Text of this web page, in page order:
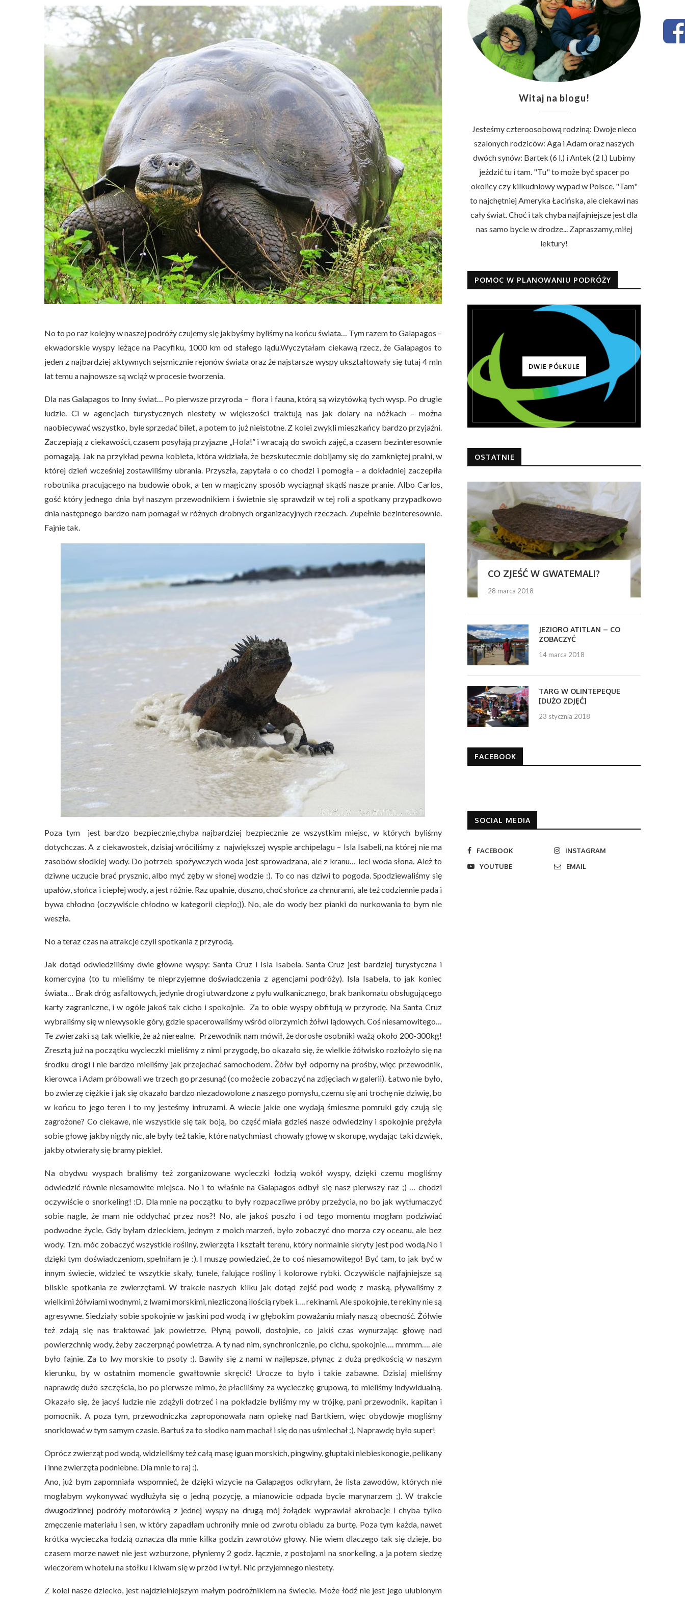
No to po raz kolejny w naszej podróży czujemy się jakbyśmy byliśmy na końcu świata… Tym razem to Galapagos –
ekwadorskie wyspy leżące na Pacyfiku, 1000 km od stałego lądu.Wyczytałam ciekawą rzecz, że Galapagos to
jeden z najbardziej aktywnych sejsmicznie rejonów świata oraz że najstarsze wyspy ukształtowały się tutaj 4 mln
lat temu a najnowsze są wciąż w procesie tworzenia.
Dla nas Galapagos to Inny świat… Po pierwsze przyroda – flora i fauna, którą są wizytówką tych wysp. Po drugie
ludzie. Ci w agencjach turystycznych niestety w większości traktują nas jak dolary na nóżkach – można
naobiecywać wszystko, byle sprzedać bilet, a potem to już nieistotne. Z kolei zwykli mieszkańcy bardzo przyjaźni.
Zaczepiają z ciekawości, czasem posyłają przyjazne „Hola!” i wracają do swoich zajęć, a czasem bezinteresownie
pomagają. Jak na przykład pewna kobieta, która widziała, że bezskutecznie dobijamy się do zamkniętej pralni, w
której dzień wcześniej zostawiliśmy ubrania. Przyszła, zapytała o co chodzi i pomogła – a dokładniej zaczepiła
robotnika pracującego na budowie obok, a ten w magiczny sposób wyciągnął skądś nasze pranie. Albo Carlos,
gość który jednego dnia był naszym przewodnikiem i świetnie się sprawdził w tej roli a spotkany przypadkowo
dnia następnego bardzo nam pomagał w różnych drobnych organizacyjnych rzeczach. Zupełnie bezinteresownie.
Fajnie tak.
Poza tym jest bardzo bezpiecznie,chyba najbardziej bezpiecznie ze wszystkim miejsc, w których byliśmy
dotychczas. A z ciekawostek, dzisiaj wróciliśmy z największej wyspie archipelagu – Isla Isabeli, na której nie ma
zasobów słodkiej wody. Do potrzeb spożywczych woda jest sprowadzana, ale z kranu… leci woda słona. Ależ to
dziwne uczucie brać prysznic, albo myć zęby w słonej wodzie :). To co nas dziwi to pogoda. Spodziewaliśmy się
upałów, słońca i ciepłej wody, a jest różnie. Raz upalnie, duszno, choć słońce za chmurami, ale też codziennie pada i
bywa chłodno (oczywiście chłodno w kategorii ciepło;)). No, ale do wody bez pianki do nurkowania to bym nie
weszła.
No a teraz czas na atrakcje czyli spotkania z przyrodą.
Jak dotąd odwiedziliśmy dwie główne wyspy: Santa Cruz i Isla Isabela. Santa Cruz jest bardziej turystyczna i
komercyjna (to tu mieliśmy te nieprzyjemne doświadczenia z agencjami podróży). Isla Isabela, to jak koniec
świata… Brak dróg asfaltowych, jedynie drogi utwardzone z pyłu wulkanicznego, brak bankomatu obsługującego
karty zagraniczne, i w ogóle jakoś tak cicho i spokojnie. Za to obie wyspy obfitują w przyrodę. Na Santa Cruz
wybraliśmy się w niewysokie góry, gdzie spacerowaliśmy wśród olbrzymich żółwi lądowych. Coś niesamowitego…
Te zwierzaki są tak wielkie, że aż nierealne. Przewodnik nam mówił, że dorosłe osobniki ważą około 200-300kg!
Zresztą już na początku wycieczki mieliśmy z nimi przygodę, bo okazało się, że wielkie żółwisko rozłożyło się na
środku drogi i nie bardzo mieliśmy jak przejechać samochodem. Żółw był odporny na prośby, więc przewodnik,
kierowca i Adam próbowali we trzech go przesunąć (co możecie zobaczyć na zdjęciach w galerii). Łatwo nie było,
bo zwierzę ciężkie i jak się okazało bardzo niezadowolone z naszego pomysłu, czemu się ani trochę nie dziwię, bo
w końcu to jego teren i to my jesteśmy intruzami. A wiecie jakie one wydają śmieszne pomruki gdy czują się
zagrożone? Co ciekawe, nie wszystkie się tak boją, bo część miała gdzieś nasze odwiedziny i spokojnie prężyła
sobie głowę jakby nigdy nic, ale były też takie, które natychmiast chowały głowę w skorupę, wydając taki dzwięk,
jakby otwierały się bramy piekieł.
Na obydwu wyspach braliśmy też zorganizowane wycieczki łodzią wokół wyspy, dzięki czemu mogliśmy
odwiedzić równie niesamowite miejsca. No i to właśnie na Galapagos odbył się nasz pierwszy raz ;) … chodzi
oczywiście o snorkeling! :D. Dla mnie na początku to były rozpaczliwe próby przeżycia, no bo jak wytłumaczyć
sobie nagle, że mam nie oddychać przez nos?! No, ale jakoś poszło i od tego momentu mogłam podziwiać
podwodne życie. Gdy byłam dzieckiem, jednym z moich marzeń, było zobaczyć dno morza czy oceanu, ale bez
wody. Tzn. móc zobaczyć wszystkie rośliny, zwierzęta i kształt terenu, który normalnie skryty jest pod wodą.No i
dzięki tym doświadczeniom, spełniłam je :). I muszę powiedzieć, że to coś niesamowitego! Być tam, to jak być w
innym świecie, widzieć te wszytkie skały, tunele, falujące rośliny i kolorowe rybki. Oczywiście najfajniejsze są
bliskie spotkania ze zwierzętami. W trakcie naszych kilku jak dotąd zejść pod wodę z maską, pływaliśmy z
wielkimi żółwiami wodnymi, z lwami morskimi, niezliczoną ilością rybek i…. rekinami. Ale spokojnie, te rekiny nie są
agresywne. Siedziały sobie spokojnie w jaskini pod wodą i w głębokim poważaniu miały naszą obecność. Żółwie
też zdają się nas traktować jak powietrze. Płyną powoli, dostojnie, co jakiś czas wynurzając głowę nad
powierzchnię wody, żeby zaczerpnąć powietrza. A ty nad nim, synchronicznie, po cichu, spokojnie…. mmmm…. ale
było fajnie. Za to lwy morskie to psoty :). Bawiły się z nami w najlepsze, płynąc z dużą prędkością w naszym
kierunku, by w ostatnim momencie gwałtownie skręcić! Urocze to było i takie zabawne. Dzisiaj mieliśmy
naprawdę dużo szczęścia, bo po pierwsze mimo, że płaciliśmy za wycieczkę grupową, to mieliśmy indywidualną.
Okazało się, że jacyś ludzie nie zdążyli dotrzeć i na pokładzie byliśmy my w trójkę, pani przewodnik, kapitan i
pomocnik. A poza tym, przewodniczka zaproponowała nam opiekę nad Bartkiem, więc obydowje mogliśmy
snorklować w tym samym czasie. Bartuś za to słodko nam machał i się do nas uśmiechał :). Naprawdę było super!
Oprócz zwierząt pod wodą, widzieliśmy też całą masę iguan morskich, pingwiny, głuptaki niebieskonogie, pelikany
i inne zwierzęta podniebne. Dla mnie to raj :).
Ano, już bym zapomniała wspomnieć, że dzięki wizycie na Galapagos odkryłam, że lista zawodów, których nie
mogłabym wykonywać wydłużyła się o jedną pozycję, a mianowicie odpada bycie marynarzem ;). W trakcie
dwugodzinnej podróży motorówką z jednej wyspy na drugą mój żołądek wyprawiał akrobacje i chyba tylko
zmęczenie materiału i sen, w który zapadłam uchroniły mnie od zwrotu obiadu za burtę. Poza tym każda, nawet
krótka wycieczka łodzią oznacza dla mnie kilka godzin zawrotów głowy. Nie wiem dlaczego tak się dzieje, bo
czasem morze nawet nie jest wzburzone, płyniemy 2 godz. łącznie, z postojami na snorkeling, a ja potem siedzę
wieczorem w hotelu na stołku i kiwam się w przód i w tył. Nic przyjemnego niestety.
Z kolei nasze dziecko, jest najdzielniejszym małym podróżnikiem na świecie. Może łódź nie jest jego ulubionym
Witaj na blogu!
Jesteśmy czteroosobową rodziną: Dwoje nieco
szalonych rodziców: Aga i Adam oraz naszych
dwóch synów: Bartek (6 l.) i Antek (2 l.) Lubimy
jeździć tu i tam. "Tu" to może być spacer po
okolicy czy kilkudniowy wypad w Polsce. "Tam"
to najchętniej Ameryka Łacińska, ale ciekawi nas
cały świat. Choć i tak chyba najfajniejsze jest dla
nas samo bycie w drodze... Zapraszamy, miłej
lektury!
POMOC W PLANOWANIU PODRÓŻY
DWIE PÓŁKULE
OSTATNIE
CO ZJEŚĆ W GWATEMALI?
28 marca 2018
JEZIORO ATITLAN – CO
ZOBACZYĆ
14 marca 2018
TARG W OLINTEPEQUE
[DUŻO ZDJĘĆ]
23 stycznia 2018
FACEBOOK
SOCIAL MEDIA
FACEBOOK
INSTAGRAM
YOUTUBE
EMAIL